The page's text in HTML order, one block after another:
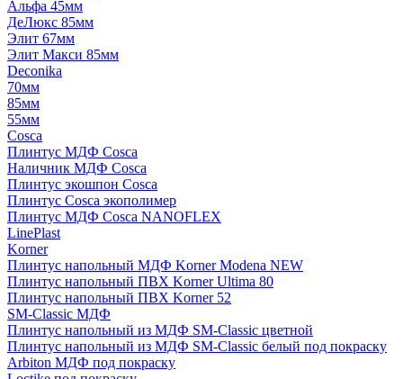
Альфа 45мм
ДеЛюкс 85мм
Элит 67мм
Элит Макси 85мм
Deconika
70мм
85мм
55мм
Cosca
Плинтус МДФ Cosca
Наличник МДФ Cosca
Плинтус экошпон Cosca
Плинтус Cosca экополимер
Плинтус МДФ Cosca NANOFLEX
LinePlast
Korner
Плинтус напольный МДФ Korner Modena NEW
Плинтус напольный ПВХ Korner Ultima 80
Плинтус напольный ПВХ Korner 52
SM-Classic МДФ
Плинтус напольный из МДФ SM-Classic цветной
Плинтус напольный из МДФ SM-Classic белый под покраску
Arbiton МДФ под покраску